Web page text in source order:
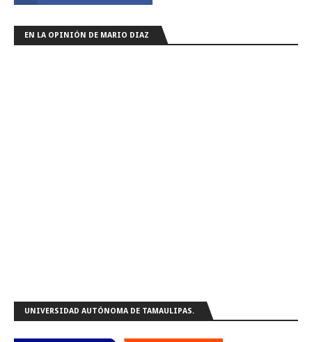
EN LA OPINIÓN DE MARIO DIAZ
UNIVERSIDAD AUTÓNOMA DE TAMAULIPAS.